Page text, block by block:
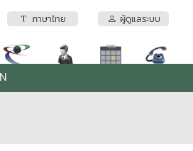
ภาษาไทย ผู้ดูแลระบบ